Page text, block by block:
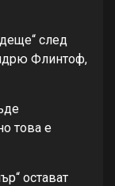
след
Флинтоф,
това е
остават